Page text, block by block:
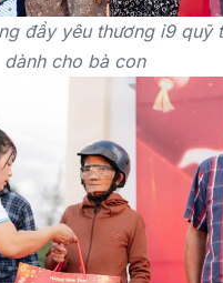
đầy yêu thương i9 quỹ
dành cho bà con